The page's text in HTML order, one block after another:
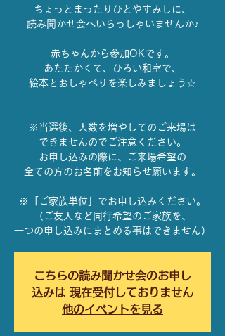
ちょっとまったりひとやすみしに、
読み聞かせ会へいらっしゃいませんか♪
赤ちゃんから参加OKです。
あたたかくて、ひろい和室で、
絵本とおしゃべりを楽しみましょう☆
※当選後、人数を増やしてのご来場は
できませんのでご注意ください。
お申し込みの際に、ご来場希望の
全ての方のお名前をお知らせ願います。
※「ご家族単位」でお申し込みください。
（ご友人など同行希望のご家族を、
一つの申し込みにまとめる事はできません）
こちらの読み聞かせ会のお申し
込みは 現在受付しておりません
他のイベントを見る